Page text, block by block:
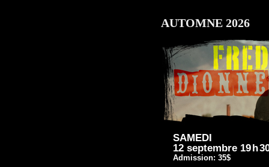
AUTOMNE 2026
SAMEDI
12 septembre 19h
Admission: 35$